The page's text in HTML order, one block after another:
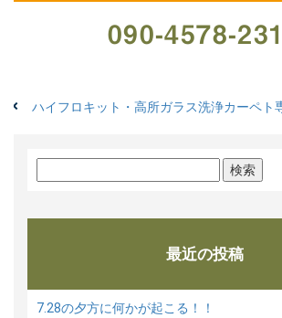
090-4578-
ハイフロキット・高所ガラス洗浄カーペト
索:
最近の投稿
7.28の夕方に何かが起こる！！